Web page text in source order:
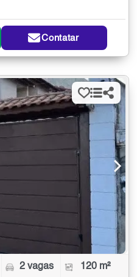
Contatar
2 vagas 120 m²